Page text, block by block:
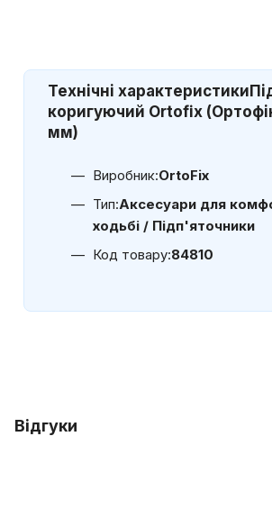
Технічні характеристики
коригуючий Ortofix
мм)
Виробник:OrtoFix
Тип:Аксесуари для
ходьбі / Підп'яточники
Код товару:84810
Відгуки